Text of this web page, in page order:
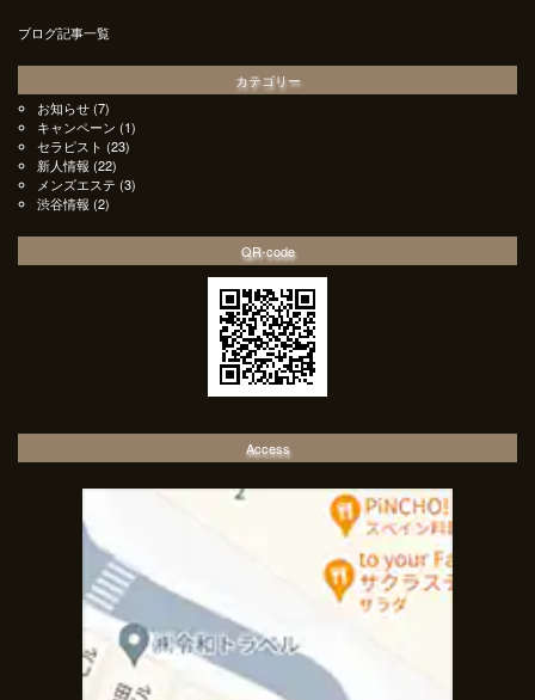
ブログ記事一覧
カテゴリー
お知らせ(7)
キャンペーン (1)
セラピスト (23)
新人情報 (22)
メンズエステ (3)
渋谷情報 (2)
QR-code
Access